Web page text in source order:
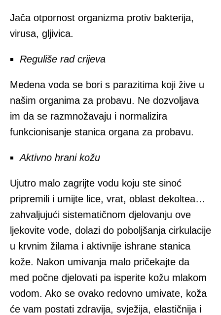
Jača otpornost organizma protiv bakterija,
virusa, gljivica.
Reguliše rad crijeva
Medena voda se bori s parazitima koji žive u
našim organima za probavu. Ne dozvoljava
im da se razmnožavaju i normalizira
funkcionisanje stanica organa za probavu.
Aktivno hrani kožu
Ujutro malo zagrijte vodu koju ste sinoć
pripremili i umijte lice, vrat, oblast dekoltea…
zahvaljujući sistematičnom djelovanju ove
ljekovite vode, dolazi do poboljšanja cirkulacije
u krvnim žilama i aktivnije ishrane stanica
kože. Nakon umivanja malo pričekajte da
med počne djelovati pa isperite kožu mlakom
vodom. Ako se ovako redovno umivate, koža
će vam postati zdravija, svježija, elastičnija i